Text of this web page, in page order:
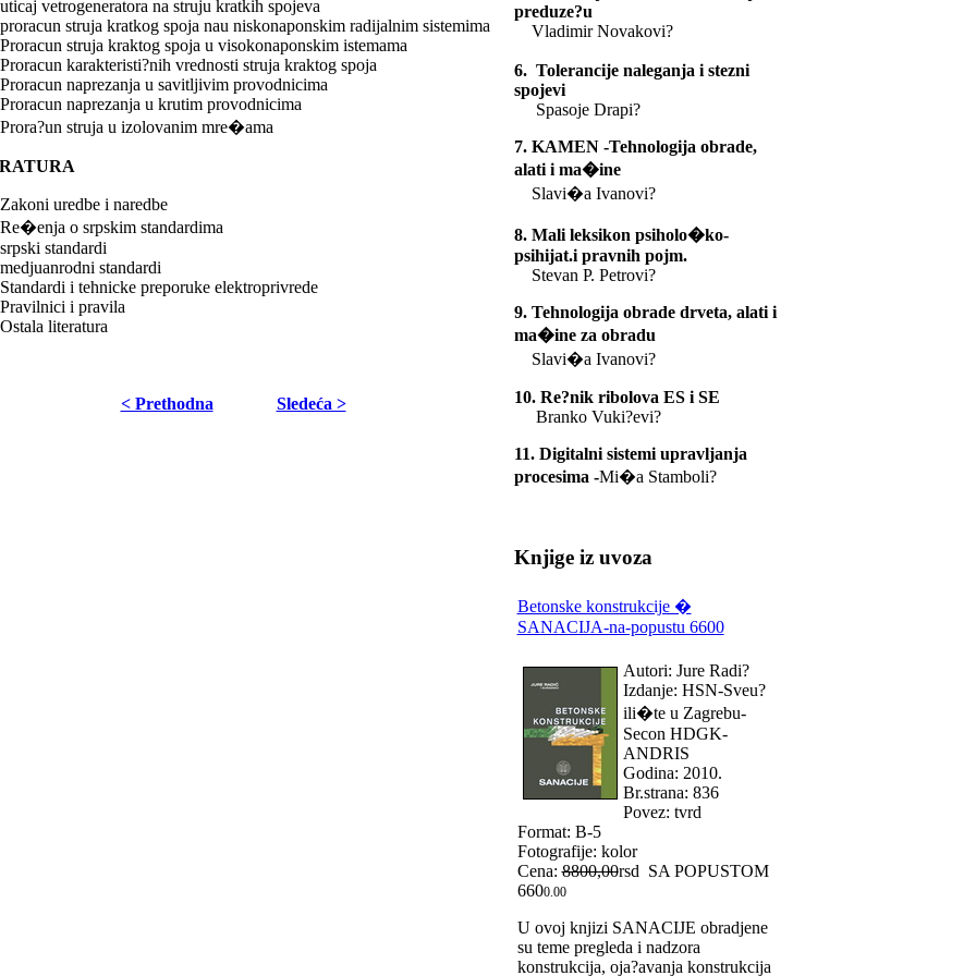
uticaj vetrogeneratora na struju kratkih spojeva
proracun struja kratkog spoja nau niskonaponskim radijalnim sistemima
Proracun struja kraktog spoja u visokonaponskim istemama
Proracun karakteristi?nih vrednosti struja kraktog spoja
Proracun naprezanja u savitljivim provodnicima
Proracun naprezanja u krutim provodnicima
Prora?un struja u izolovanim mre�ama
Zakoni uredbe i naredbe
Re�enja o srpskim standardima
srpski standardi
medjuanrodni standardi
Standardi i tehnicke preporuke elektroprivrede
Pravilnici i pravila
Ostala literatura
< Prethodna Sledeća >
preduze?u
Vladimir Novakovi?
6. Tolerancije naleganja i stezni
spojevi
Spasoje Drapi?
7. KAMEN -Tehnologija obrade,
alati i ma�ine
Slavi�a Ivanovi?
8. Mali leksikon psiholo�ko-
psihijat.i pravnih pojm.
Stevan P. Petrovi?
9. Tehnologija obrade drveta, alati i
ma�ine za obradu
Slavi�a Ivanovi?
10. Re?nik ribolova ES i SE
Branko Vuki?evi?
11. Digitalni sistemi upravljanja
procesima -Mi�a Stamboli?
Knjige iz uvoza
Betonske konstrukcije �
SANACIJA-na-popustu 6600
Autori: Jure Radi?
Izdanje: HSN-Sveu?
ili�te u Zagrebu-
Secon HDGK-
ANDRIS
Godina: 2010.
Br.strana: 836
Povez: tvrd
Format: B-5
Fotografije: kolor
Cena:8800,00rsd SA POPUSTOM
6600.00
U ovoj knjizi SANACIJE obradjene
su teme pregleda i nadzora
konstrukcija, oja?avanja konstrukcija